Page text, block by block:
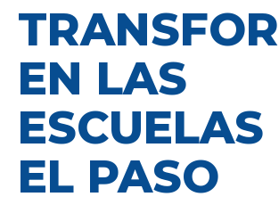
EN LAS
ESCUELAS
EL PASO